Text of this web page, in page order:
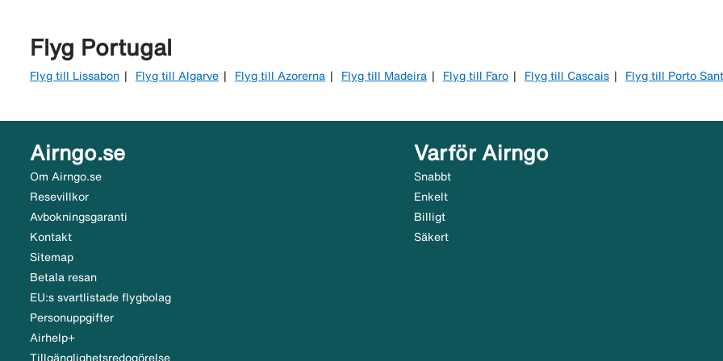
Flyg Portugal
Flyg till Lissabon Flyg till Algarve Flyg till Azorerna Flyg till Madeira Flyg till Faro Flyg till Cascais Flyg till Porto
Airngo.se
Om Airngo.se
Resevillkor
Avbokningsgaranti
Kontakt
Sitemap
Betala resan
EU:s svartlistade flygbolag
Personuppgifter
Airhelp+
Tillgänglighetsredogörelse
Varför Airngo
Snabbt
Enkelt
Billigt
Säkert